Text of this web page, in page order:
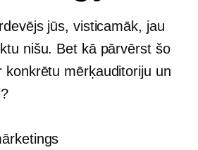
jūs, visticamāk, jau
nišu. Bet kā pārvērst šo
konkrētu mērķauditoriju un